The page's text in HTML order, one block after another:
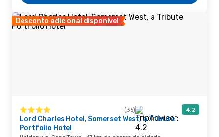
Desconto adicional disponível
(36) 4,2
Lord Charles Hotel, Somerset West, a Tribute
Portfolio Hotel